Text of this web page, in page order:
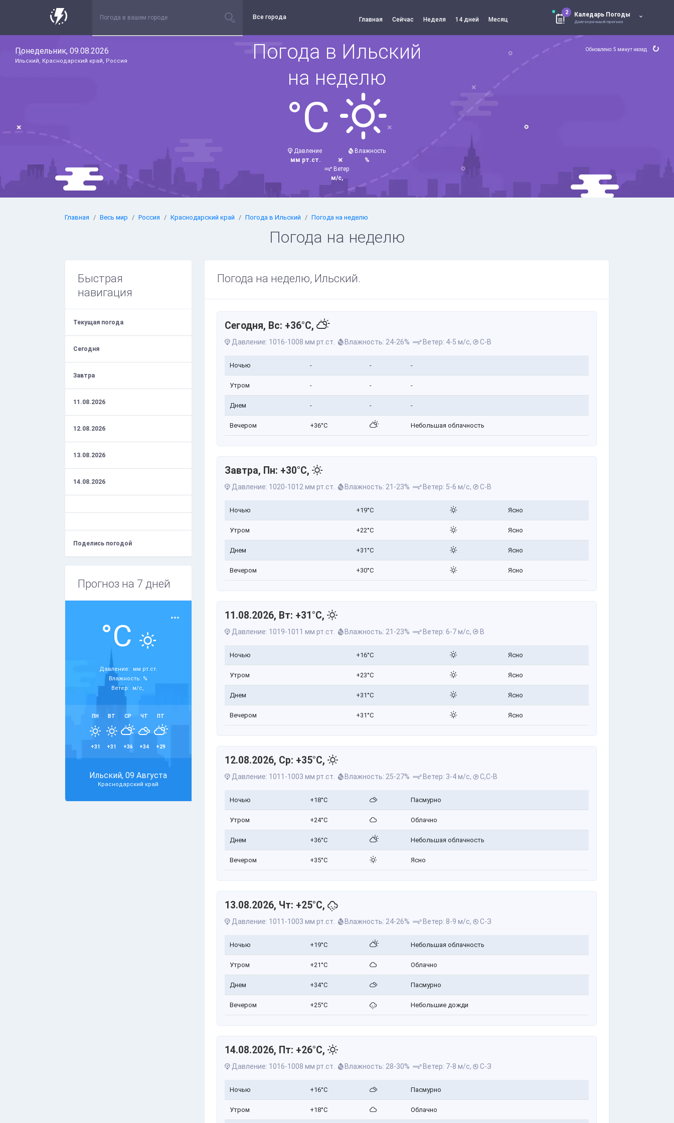
Все города Главная Сейчас Неделя 14 дней Месяц
2 Каледарь Погоды
Долгосрочный прогноз
Понедельник, 09.08.2026
Ильский, Краснодарский край, Россия
Обновлено: 5 минут назад
Погода в Ильский
на неделю
°C
Давление
мм рт.ст.
Влажность
%
Ветер
м/с,
Главная Весь мир Россия Краснодарский край Погода в Ильский Погода на неделю
Погода на неделю
Быстрая
навигация
Текущая погода
Сегодня
Завтра
11.08.2026
12.08.2026
13.08.2026
14.08.2026
Поделись погодой
Прогноз на 7 дней
°C
Давление: мм рт.ст.
Влажность: %
Ветер: м/с,
ПН
+31
ВТ
+31
СР
+36
ЧТ
+34
ПТ
+29
Ильский, 09 Августа
Краснодарский край
Погода на неделю, Ильский.
Сегодня, Вс: +36°C,
Давление: 1016-1008 мм рт.ст. Влажность: 24-26% Ветер: 4-5 м/с, С-В
Ночью - - -
Утром - - -
Днем - - -
Вечером +36°C Небольшая облачность
Завтра, Пн: +30°C,
Давление: 1020-1012 мм рт.ст. Влажность: 21-23% Ветер: 5-6 м/с, С-В
Ночью +19°C Ясно
Утром +22°C Ясно
Днем +31°C Ясно
Вечером +30°C Ясно
11.08.2026, Вт: +31°C,
Давление: 1019-1011 мм рт.ст. Влажность: 21-23% Ветер: 6-7 м/с, В
Ночью +16°C Ясно
Утром +23°C Ясно
Днем +31°C Ясно
Вечером +31°C Ясно
12.08.2026, Ср: +35°C,
Давление: 1011-1003 мм рт.ст. Влажность: 25-27% Ветер: 3-4 м/с, С,С-В
Ночью +18°C Пасмурно
Утром +24°C Облачно
Днем +36°C Небольшая облачность
Вечером +35°C Ясно
13.08.2026, Чт: +25°C,
Давление: 1011-1003 мм рт.ст. Влажность: 24-26% Ветер: 8-9 м/с, С-З
Ночью +19°C Небольшая облачность
Утром +21°C Облачно
Днем +34°C Пасмурно
Вечером +25°C Небольшие дожди
14.08.2026, Пт: +26°C,
Давление: 1016-1008 мм рт.ст. Влажность: 28-30% Ветер: 7-8 м/с, С-З
Ночью +16°C Пасмурно
Утром +18°C Облачно